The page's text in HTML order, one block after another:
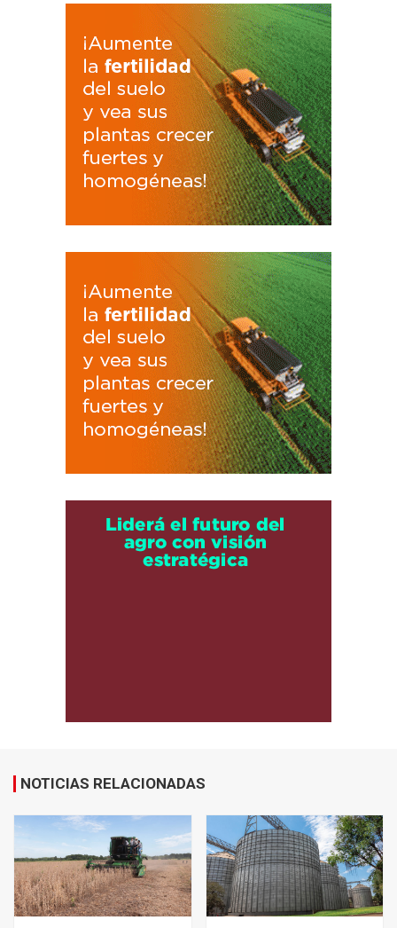
NOTICIAS RELACIONADAS